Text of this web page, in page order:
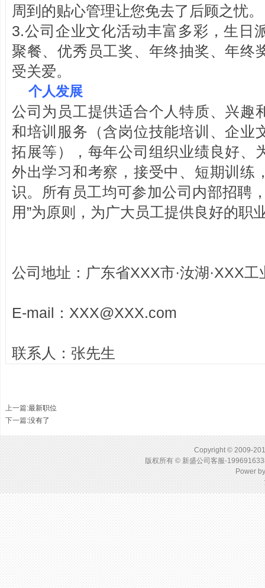
周到的贴心管理让您免去了后顾之忧。
3.公司企业文化活动丰富多彩，生日
聚餐、优秀员工奖、年终抽奖、年终
受关爱。
个人发展
公司为员工提供适合个人特质、兴趣
和培训服务（含岗位技能培训、企业
拓展等），每年公司组织业绩良好、
外出学习和考察，接受中、短期训练
识。所有员工均可参加公司内部招聘
用”为原则，为广大员工提供良好的职
公司地址：广东省XXX市·汝湖·XXX
E-mail： XXX@XXX.com
联系人：张先生
上一篇:最新职位
下一篇:没有了
Copyright © 2009-
版权所有 © 新盛公司客服-
Power